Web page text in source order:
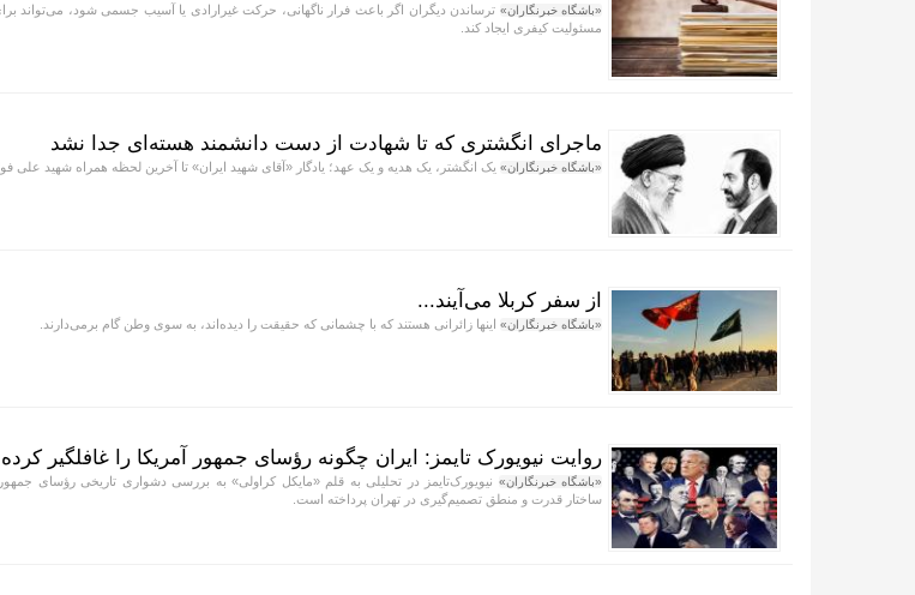
«باشگاه خبرنگاران» ترساندن دیگران اگر باعث فرار ناگهانی، حرکت غیرارادی یا آسیب جسمی شود، می‌تواند
مسئولیت کیفری ایجاد کند.
ماجرای انگشتری که تا شهادت از دست دانشمند هسته‌ای جدا نشد
«باشگاه خبرنگاران» یک انگشتر، یک هدیه و یک عهد؛ یادگار «آقای شهید ایران» تا آخرین لحظه همراه شهید علی
از سفر کربلا می‌آیند...
«باشگاه خبرنگاران» اینها زائرانی هستند که با چشمانی که حقیقت را دیده‌اند، به سوی وطن گام برمی‌دارند.
روایت نیویورک تایمز: ایران چگونه رؤسای جمهور آمریکا را غافلگیر
«باشگاه خبرنگاران» نیویورک‌تایمز در تحلیلی به قلم «مایکل کراولی» به بررسی دشواری تاریخی رؤسای
ساختار قدرت و منطق تصمیم‌گیری در تهران پرداخته است.